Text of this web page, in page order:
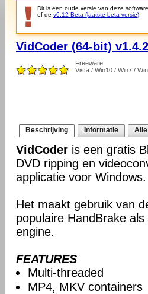
Dit is een oude versie van deze
of de v6.12 Beta (laatste beta versie)
VidCoder (64-bit)
Freeware
Vista / Win10 / Win7 /
Beschrijving Informatie
VidCoder is een gratis
DVD ripping en
applicatie voor Windows.
Het maakt gebruik van
populaire HandBrake als
engine.
FEATURES
Multi-threaded
MP4, MKV containers